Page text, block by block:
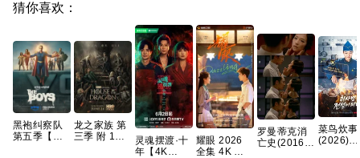
猜你喜欢：
黑袍纠察队
第五季【最
龙之家族 第
三季 附 1～2
灵魂摆渡·十
年‎【4K
耀眼 2026
全集 4K 关
罗曼蒂克消
亡史(2016)
菜鸟炊事
(2026)